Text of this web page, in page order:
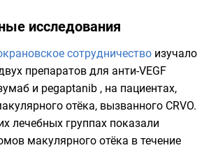
исследования
сотрудничество изучало
препаратов для анти-VEGF
и pegaptanib , на пациентах,
отёка, вызванного CRVO.
лечебных группах показали
макулярного отёка в течение